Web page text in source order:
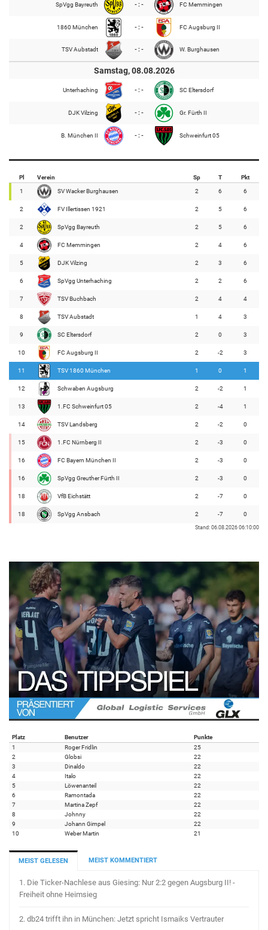
SpVgg Bayreuth - : - FC Memmingen
1860 München - : - FC Augsburg II
TSV Aubstadt - : - W. Burghausen
Samstag, 08.08.2026
Unterhaching - : - SC Eltersdorf
DJK Vilzing - : - Gr. Fürth II
B. München II - : - Schweinfurt 05
Pl Verein Sp T Pkt
1 SV Wacker Burghausen 2 6 6
2 FV Illertissen 1921 2 5 6
2 SpVgg Bayreuth 2 5 6
4 FC Memmingen 2 4 6
5 DJK Vilzing 2 3 6
6 SpVgg Unterhaching 2 2 6
7 TSV Buchbach 2 4 4
8 TSV Aubstadt 1 4 3
9 SC Eltersdorf 2 0 3
10 FC Augsburg II 2 -2 3
11 TSV 1860 München 1 0 1
12 Schwaben Augsburg 2 -2 1
13 1.FC Schweinfurt 05 2 -4 1
14 TSV Landsberg 2 -2 0
15 1.FC Nürnberg II 2 -3 0
16 FC Bayern München II 2 -3 0
16 SpVgg Greuther Fürth II 2 -3 0
18 VfB Eichstätt 2 -7 0
18 SpVgg Ansbach 2 -7 0
Stand: 06.08.2026 06:10:00
Platz Benutzer
Punkte
1
Roger Fridlin
25
2
Globsi
22
3
Dinaldo
22
4
Italo
22
5
Löwenanteil
22
6
Ramontada
22
7
Martina Zepf
22
8
Johnny
22
9
Johann Gimpel
22
10
Weber Martin 21
MEIST GELESEN MEIST KOMMENTIERT
1. Die Ticker-Nachlese aus Giesing: Nur 2:2 gegen Augsburg II! -
Freiheit ohne Heimsieg
2. db24 trifft ihn in München: Jetzt spricht Ismaiks Vertrauter